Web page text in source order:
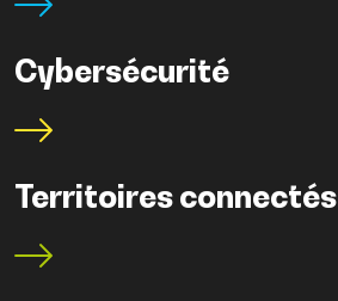
Cybersécurité
Territoires connectés